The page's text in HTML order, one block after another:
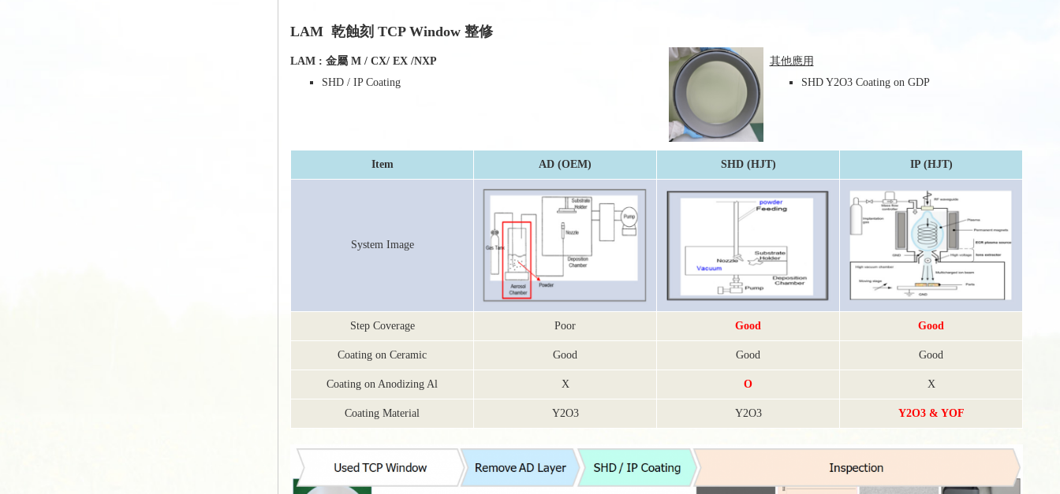
LAM 乾蝕刻 TCP Window 整修
LAM : 金屬 M / CX/ EX /NXP
SHD / IP Coating
其他應用
SHD Y2O3 Coating on GDP
Item AD (OEM) SHD (HJT) IP (HJT)
System Image
Step Coverage Poor Good Good
Coating on Ceramic Good Good Good
Coating on Anodizing Al X O X
Coating Material Y2O3 Y2O3 Y2O3 & YOF